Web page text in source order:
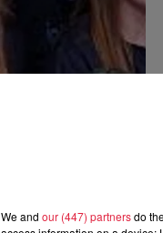
We and our (447) partnersdo